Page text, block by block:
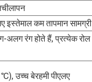
इस्तेमाल कम तापमान सामग्री
अलग रंग होते हैं, प्रत्येक रोल
उच्च बेरहमी पीएलए